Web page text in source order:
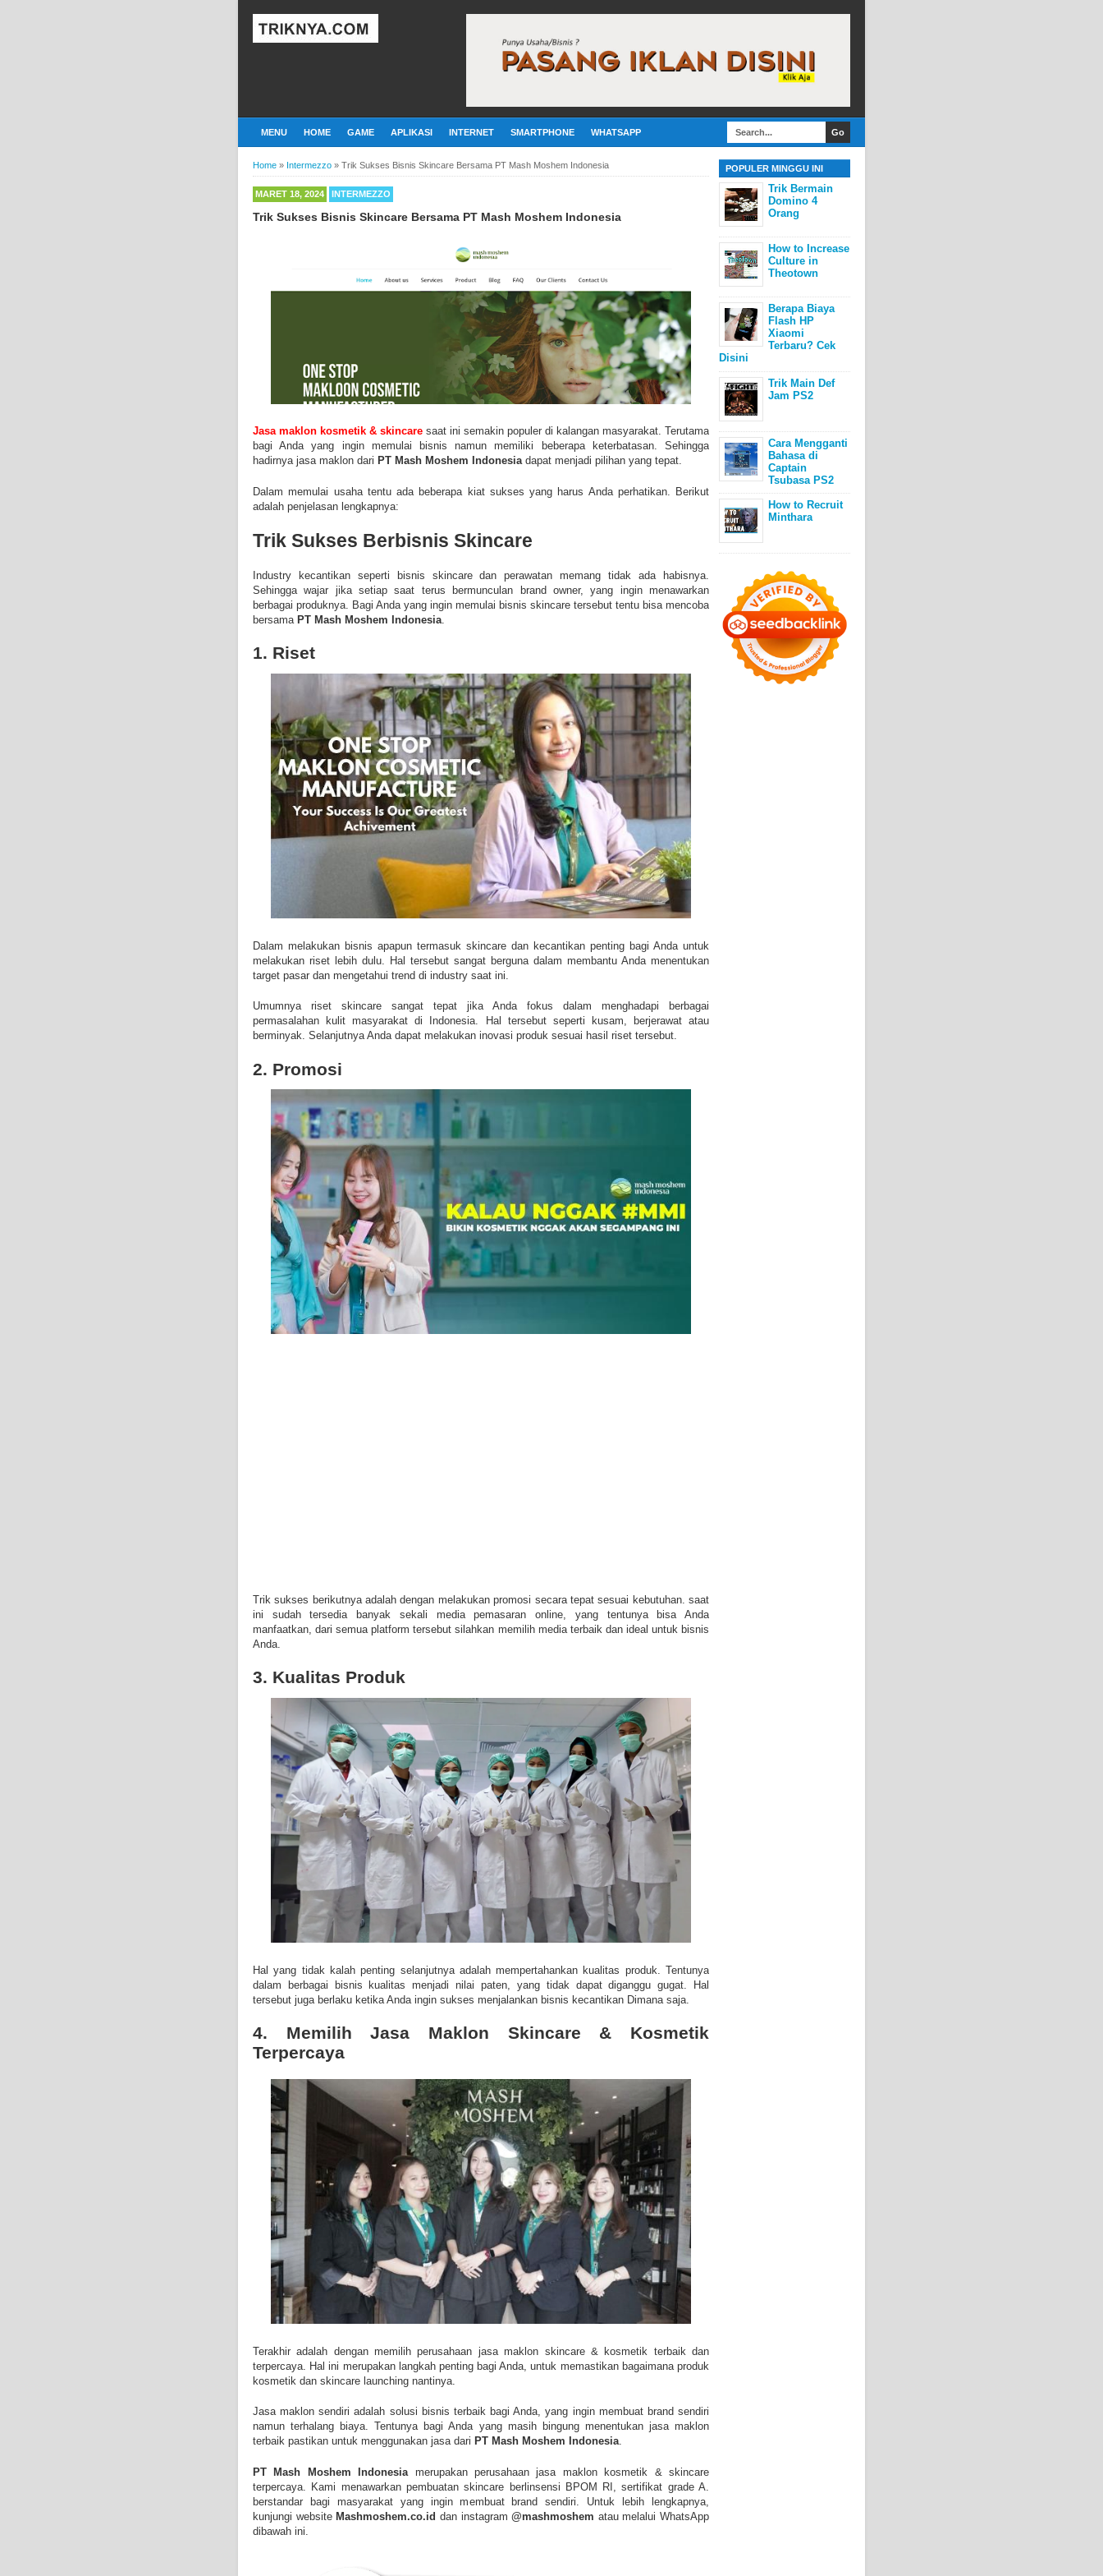
MENU HOME GAME APLIKASI INTERNET SMARTPHONE WHATSAPP
Home » Intermezzo » Trik Sukses Bisnis Skincare Bersama PT Mash Moshem Indonesia
MARET 18, 2024 INTERMEZZO
Trik Sukses Bisnis Skincare Bersama PT Mash Moshem Indonesia
Jasa maklon kosmetik & skincare saat ini semakin populer di kalangan masyarakat. Terutama
bagi Anda yang ingin memulai bisnis namun memiliki beberapa keterbatasan. Sehingga
hadirnya jasa maklon dari PT Mash Moshem Indonesiadapat menjadi pilihan yang tepat.
Dalam memulai usaha tentu ada beberapa kiat sukses yang harus Anda perhatikan. Berikut
adalah penjelasan lengkapnya:
Trik Sukses Berbisnis Skincare
Industry kecantikan seperti bisnis skincare dan perawatan memang tidak ada habisnya.
Sehingga wajar jika setiap saat terus bermunculan brand owner, yang ingin menawarkan
berbagai produknya. Bagi Anda yang ingin memulai bisnis skincare tersebut tentu bisa mencoba
bersama PT Mash Moshem Indonesia
1. Riset
Dalam melakukan bisnis apapun termasuk skincare dan kecantikan penting bagi Anda untuk
melakukan riset lebih dulu. Hal tersebut sangat berguna dalam membantu Anda menentukan
target pasar dan mengetahui trend di industry saat ini.
Umumnya riset skincare sangat tepat jika Anda fokus dalam menghadapi berbagai
permasalahan kulit masyarakat di Indonesia. Hal tersebut seperti kusam, berjerawat atau
berminyak. Selanjutnya Anda dapat melakukan inovasi produk sesuai hasil riset tersebut.
2. Promosi
Trik sukses berikutnya adalah dengan melakukan promosi secara tepat sesuai kebutuhan. saat
ini sudah tersedia banyak sekali media pemasaran online, yang tentunya bisa Anda
manfaatkan, dari semua platform tersebut silahkan memilih media terbaik dan ideal untuk bisnis
Anda.
3. Kualitas Produk
Hal yang tidak kalah penting selanjutnya adalah mempertahankan kualitas produk. Tentunya
dalam berbagai bisnis kualitas menjadi nilai paten, yang tidak dapat diganggu gugat. Hal
tersebut juga berlaku ketika Anda ingin sukses menjalankan bisnis kecantikan Dimana saja.
4. Memilih Jasa Maklon Skincare & Kosmetik
Terpercaya
Terakhir adalah dengan memilih perusahaan jasa maklon skincare & kosmetik terbaik dan
terpercaya. Hal ini merupakan langkah penting bagi Anda, untuk memastikan bagaimana produk
kosmetik dan skincare launching nantinya.
Jasa maklon sendiri adalah solusi bisnis terbaik bagi Anda, yang ingin membuat brand sendiri
namun terhalang biaya. Tentunya bagi Anda yang masih bingung menentukan jasa maklon
terbaik pastikan untuk menggunakan jasa dari PT Mash Moshem Indonesia.
PT Mash Moshem Indonesia merupakan perusahaan jasa maklon kosmetik & skincare
terpercaya. Kami menawarkan pembuatan skincare berlinsensi BPOM RI, sertifikat grade A.
berstandar bagi masyarakat yang ingin membuat brand sendiri. Untuk lebih lengkapnya,
kunjungi websiteMashmoshem.co.id dan instagram@mashmoshem atau melalui WhatsApp
dibawah ini.
POPULER MINGGU INI
Trik Bermain
Domino 4
Orang
How to Increase
Culture in
Theotown
Berapa Biaya
Flash HP
Xiaomi
Terbaru? Cek
Disini
Trik Main Def
Jam PS2
Cara Mengganti
Bahasa di
Captain
Tsubasa PS2
How to Recruit
Minthara